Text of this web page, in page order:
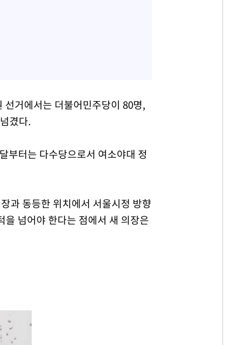
거에서는 더불어민주당이 80명,
겼다.
부터는 다수당으로서 여소야대 정
과 동등한 위치에서 서울시정 방향
넘어야 한다는 점에서 새 의장은